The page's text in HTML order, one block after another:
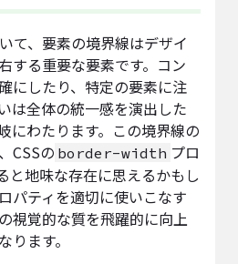
て、要素の境界線はデザイ
する重要な要素です。コン
にしたり、特定の要素に注
は全体の統一感を演出した
にわたります。この境界線の
CSSの border-width プロ
と地味な存在に思えるかもし
パティを適切に使いこなす
視覚的な質を飛躍的に向上
ります。